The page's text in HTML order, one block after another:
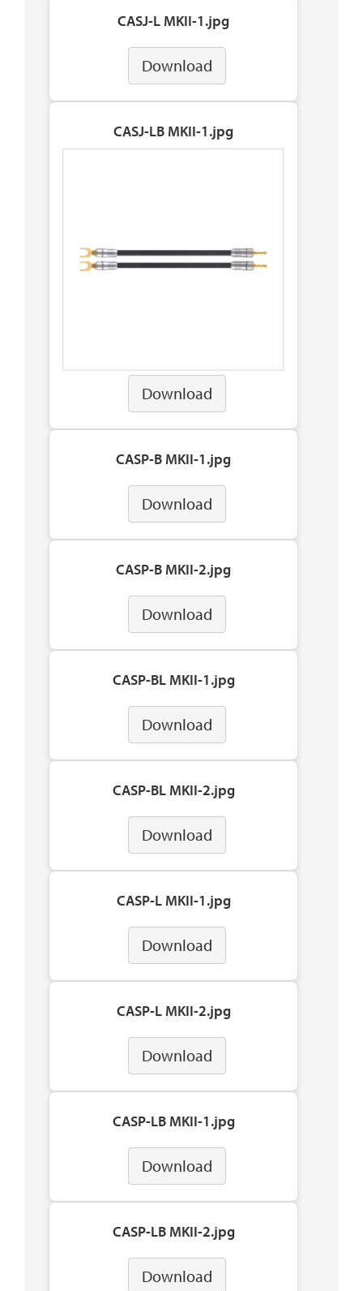
CASJ-L MKII-1.jpg
Download
CASJ-LB MKII-1.jpg
Download
CASP-B MKII-1.jpg
Download
CASP-B MKII-2.jpg
Download
CASP-BL MKII-1.jpg
Download
CASP-BL MKII-2.jpg
Download
CASP-L MKII-1.jpg
Download
CASP-L MKII-2.jpg
Download
CASP-LB MKII-1.jpg
Download
CASP-LB MKII-2.jpg
Download